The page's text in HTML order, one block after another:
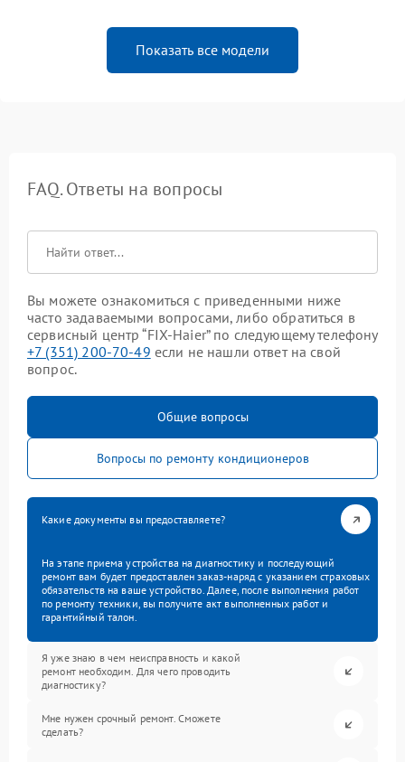
Показать все модели
FAQ. Ответы на вопросы
Вы можете ознакомиться с приведенными ниже
часто задаваемыми вопросами, либо обратиться в
сервисный центр “FIX-Haier” по следующему телефону
+7 (351) 200-70-49 если не нашли ответ на свой
вопрос.
Общие вопросы
Вопросы по ремонту кондиционеров
Какие документы вы предоставляете?
На этапе приема устройства на диагностику и последующий
ремонт вам будет предоставлен заказ-наряд с указанием страховых
обязательств на ваше устройство. Далее, после выполнения работ
по ремонту техники, вы получите акт выполненных работ и
гарантийный талон.
Я уже знаю в чем неисправность и какой
ремонт необходим. Для чего проводить
диагностику?
Мне нужен срочный ремонт. Сможете
сделать?